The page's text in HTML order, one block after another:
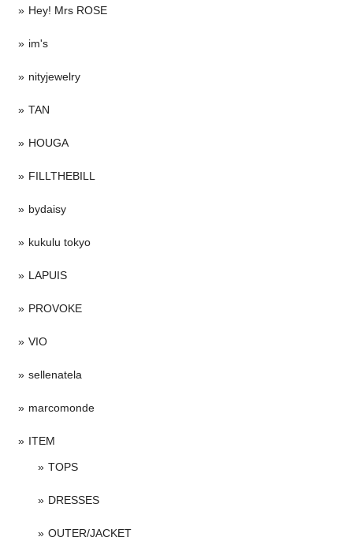
Hey! Mrs ROSE
im's
nityjewelry
TAN
HOUGA
FILLTHEBILL
bydaisy
kukulu tokyo
LAPUIS
PROVOKE
VIO
sellenatela
marcomonde
ITEM
TOPS
DRESSES
OUTER/JACKET